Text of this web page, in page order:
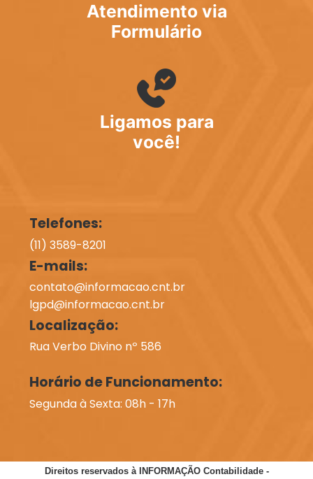
Atendimento via
Formulário
Ligamos para
você!
Telefones:
(11) 3589-8201
E-mails:
contato@informacao.cnt.br
lgpd@informacao.cnt.br
Localização:
Rua Verbo Divino nº 586
Horário de Funcionamento:
Segunda à Sexta: 08h - 17h
Direitos reservados à INFORMAÇÃO Contabilidade -